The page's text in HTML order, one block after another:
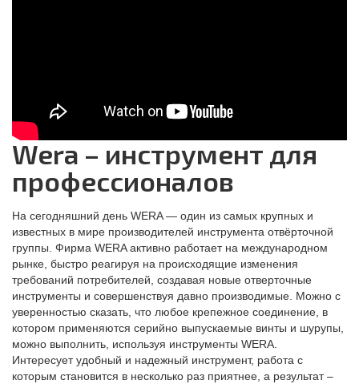
Wera – инструмент для
профессионалов
На сегодняшний день WERA — один из самых крупных и
известных в мире производителей инструмента отвёрточной
группы. Фирма WERA активно работает на международном
рынке, быстро реагируя на происходящие изменения
требований потребителей, создавая новые отверточные
инструменты и совершенствуя давно производимые. Можно с
уверенностью сказать, что любое крепежное соединение, в
котором применяются серийно выпускаемые винты и шурупы,
можно выполнить, используя инструменты WERA.
Интересует удобный и надежный инструмент, работа с
которым становится в несколько раз приятнее, а результат –